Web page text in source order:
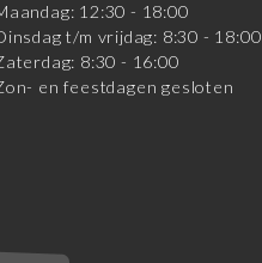
12:30 - 18:00
t/m vrijdag: 8:30 - 18:00
8:30 - 16:00
en feestdagen gesloten